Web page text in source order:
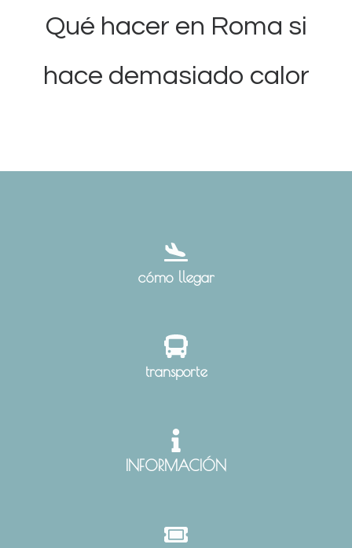
Qué hacer en Roma si
hace demasiado calor
cómo llegar
transporte
INFORMACIÓN